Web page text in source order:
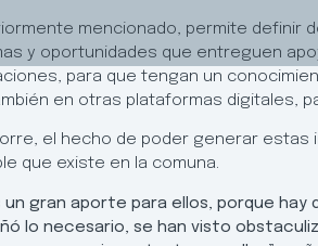
mencionado, permite definir
y oportunidades que entreguen
para que tengan un
en otras plataformas digitales,
el hecho de poder generar estas
que existe en la comuna.
un gran aporte para ellos, porque
lo necesario, se han visto